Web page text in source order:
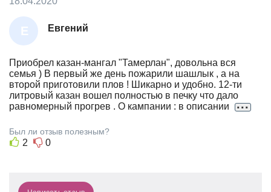
Л
А
Е
В
Г
Е
Н
И
Евгений
Приобрел казан-мангал "Тамерлан", довольна вся
семья ) В первый же день пожарили шашлык , а на
второй приготовили плов ! Шикарно и удобно. 12-ти
литровый казан вошел полностью в печку что дало
равномерный прогрев . О кампании : в описании
...
Был ли отзыв полезным?
2 0